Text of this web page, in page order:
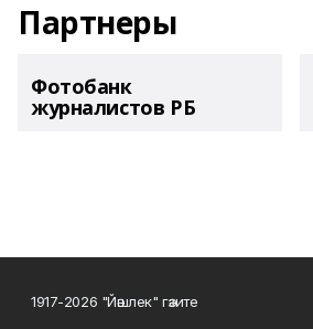
Партнеры
Фотобанк
журналистов РБ
1917-2026 "Йәшлек" гәзите